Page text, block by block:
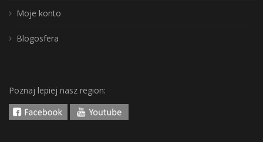
Moje konto
Blogosfera
Poznaj lepiej nasz region: